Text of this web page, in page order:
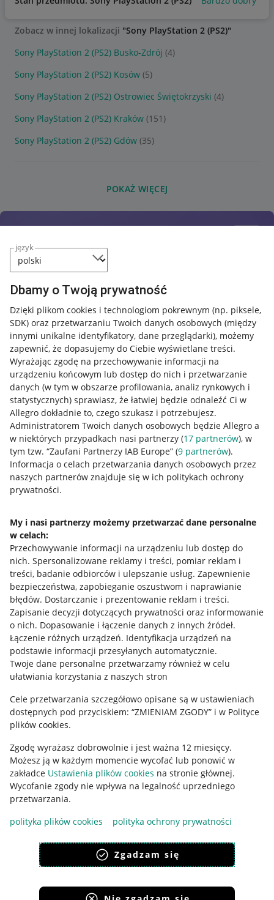
język
Dbamy o Twoją prywatność
Dzięki plikom cookies i technologiom pokrewnym (np. piksele,
SDK) oraz przetwarzaniu Twoich danych osobowych (między
innymi unikalne identyfikatory, dane przeglądarki), możemy
zapewnić, że dopasujemy do Ciebie wyświetlane treści.
Wyrażając zgodę na przechowywanie informacji na
urządzeniu końcowym lub dostęp do nich i przetwarzanie
danych (w tym w obszarze profilowania, analiz rynkowych i
statystycznych) sprawiasz, że łatwiej będzie odnaleźć Ci w
Allegro dokładnie to, czego szukasz i potrzebujesz.
Administratorem Twoich danych osobowych będzie Allegro a
w niektórych przypadkach nasi partnerzy (17 partnerów), w
tym tzw. “Zaufani Partnerzy IAB Europe” (9 partnerów).
Informacja o celach przetwarzania danych osobowych przez
naszych partnerów znajduje się w ich politykach ochrony
prywatności.
My i nasi partnerzy możemy przetwarzać dane personalne
w celach:
Przechowywanie informacji na urządzeniu lub dostęp do
nich. Spersonalizowane reklamy i treści, pomiar reklam i
treści, badanie odbiorców i ulepszanie usług. Zapewnienie
bezpieczeństwa, zapobieganie oszustwom i naprawianie
błędów. Dostarczanie i prezentowanie reklam i treści.
Zapisanie decyzji dotyczących prywatności oraz informowanie
o nich. Dopasowanie i łączenie danych z innych źródeł.
Łączenie różnych urządzeń. Identyfikacja urządzeń na
podstawie informacji przesyłanych automatycznie.
Twoje dane personalne przetwarzamy również w celu
ułatwiania korzystania z naszych stron
Cele przetwarzania szczegółowo opisane są w ustawieniach
dostępnych pod przyciskiem: “ZMIENIAM ZGODY” i w Polityce
plików cookies.
Zgodę wyrażasz dobrowolnie i jest ważna 12 miesięcy.
Możesz ją w każdym momencie wycofać lub ponowić w
zakładce Ustawienia plików cookies na stronie głównej.
Wycofanie zgody nie wpływa na legalność uprzedniego
przetwarzania.
polityka plików cookies
polityka ochrony prywatności
Zgadzam się
Zobacz w innej lokalizacji "Sony PlayStation 2 (PS2)"
Sony PlayStation 2 (PS2) Busko-Zdrój (4)
Sony PlayStation 2 (PS2) Kosów (5)
Sony PlayStation 2 (PS2) Ostrowiec Świętokrzyski (4)
Sony PlayStation 2 (PS2) Kraków (151)
Sony PlayStation 2 (PS2) Gdów (35)
POKAŻ WIĘCEJ
Przydatne informacje
Jak to działa
Allegro Gadane dla sprzedających
Allegro Gadane dla kupujących
Mapa miejscowości
Informacje prawne
Regulamin
Polityka plików "cookies"
Ustawienia plików "cookies"
Udostępnianie lokalizacji
Informacje dla Aktu o Usługach Cyfrowych
Pobierz aplikację